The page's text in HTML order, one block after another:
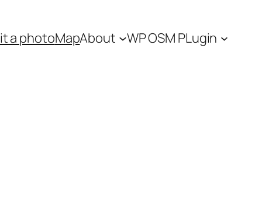
a photoMapAbout WP OSM PLugin